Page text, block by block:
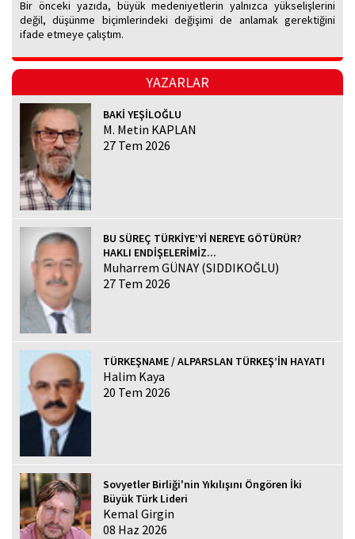
Bir önceki yazıda, büyük medeniyetlerin yalnızca yükselişlerini
değil, düşünme biçimlerindeki değişimi de anlamak gerektiğini
ifade etmeye çalıştım.
YAZARLAR
BAKİ YEŞİLOĞLU
M. Metin KAPLAN
27 Tem 2026
BU SÜREÇ TÜRKİYE’Yİ NEREYE GÖTÜRÜR?
HAKLI ENDİŞELERİMİZ...
Muharrem GÜNAY (SIDDIKOĞLU)
27 Tem 2026
TÜRKEŞNAME / ALPARSLAN TÜRKEŞ’İN HAYATI
Halim Kaya
20 Tem 2026
Sovyetler Birliği'nin Yıkılışını Öngören İki
Büyük Türk Lideri
Kemal Girgin
08 Haz 2026